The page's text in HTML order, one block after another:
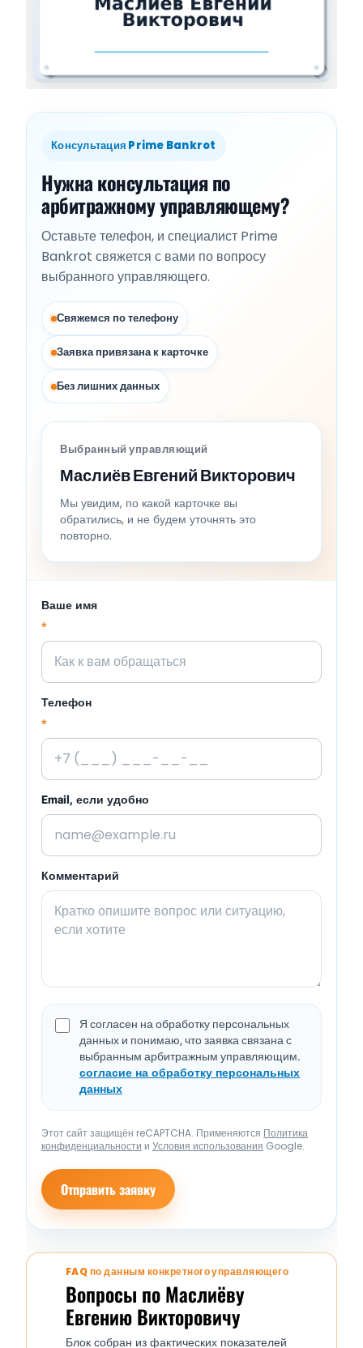
Консультация Prime Bankrot
Нужна консультация по
арбитражному управляющему?
Оставьте телефон, и специалист Prime
Bankrot свяжется с вами по вопросу
выбранного управляющего.
Свяжемся по телефону
Заявка привязана к карточке
Без лишних данных
Выбранный управляющий
Маслиёв Евгений Викторович
Мы увидим, по какой карточке вы
обратились, и не будем уточнять это
повторно.
Ваше имя
*
Телефон
*
Email, если удобно
Комментарий
Я согласен на обработку персональных
данных и понимаю, что заявка связана с
выбранным арбитражным управляющим.
согласие на обработку персональных
данных
Этот сайт защищён reCAPTCHA. Применяются Политика
конфиденциальности и Условия использования Google.
Отправить заявку
FAQ по данным конкретного управляющего
Вопросы по Маслиёву
Евгению Викторовичу
Блок собран из фактических показателей